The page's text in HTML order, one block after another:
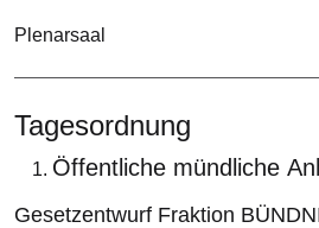
Plenarsaal
Tagesordnung
Öffentliche mündliche
Gesetzentwurf Fraktion